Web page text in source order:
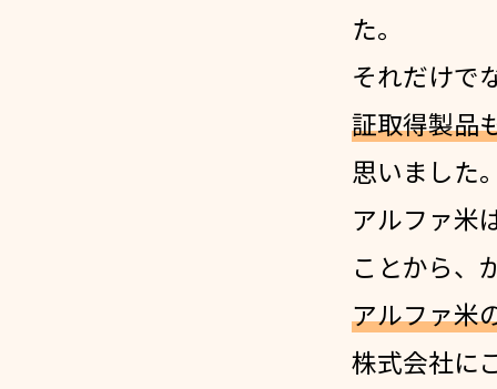
た。
それだけで
証取得製品
思いました
アルファ米
ことから、
アルファ米
株式会社に